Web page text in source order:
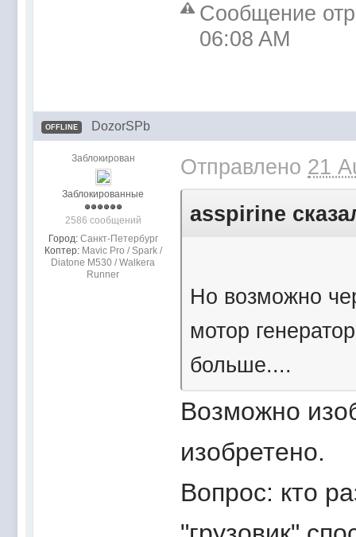
Сообщение
06:08 AM
OFFLINE DozorSPb
Заблокирован
Заблокированные
2586 сообщений
Город: Санкт-Петербург
Коптер: Mavic Pro / Spark /
Diatone M530 / Walkera
Runner
Отправлено 21
asspirine
Но возможно
мотор
больше....
Возможно
изобретено.
Вопрос: кто